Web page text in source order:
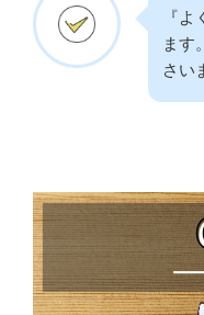
『
ます
さい